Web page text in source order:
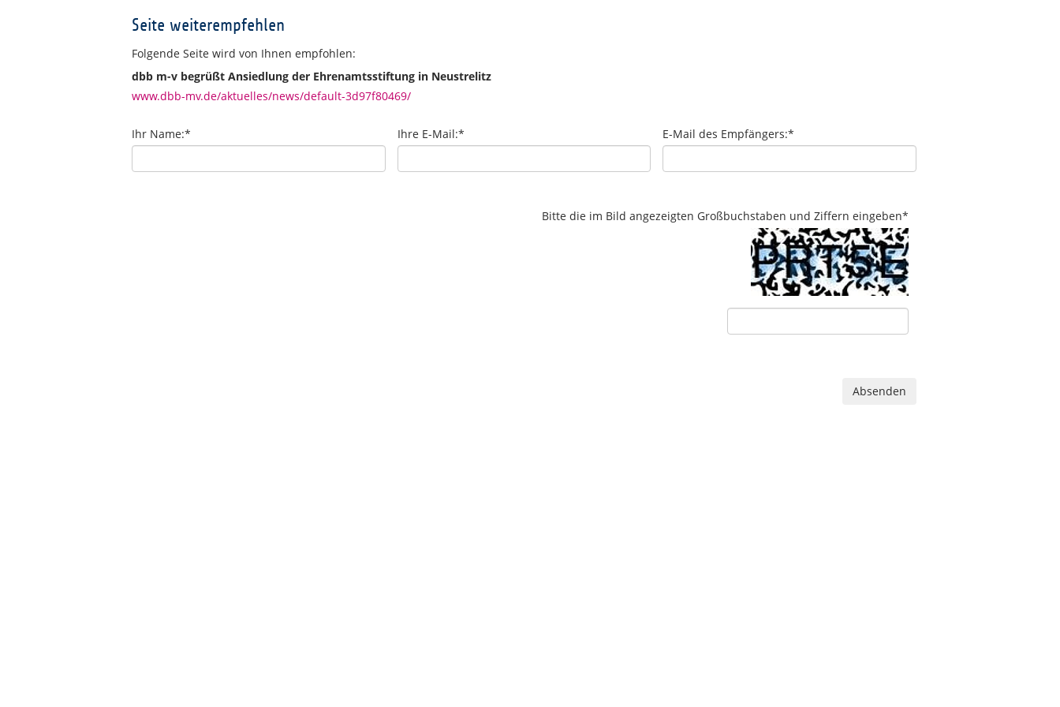
Seite weiterempfehlen
Folgende Seite wird von Ihnen empfohlen:
dbb m-v begrüßt Ansiedlung der Ehrenamtsstiftung in Neustrelitz
www.dbb-mv.de/aktuelles/news/default-3d97f80469/
Ihr Name:* Ihre E-Mail:* E-Mail des Empfängers:*
Bitte die im Bild angezeigten Großbuchstaben und Ziffern eingeben*
Absenden